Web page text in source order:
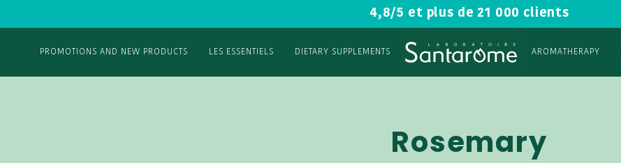
4,8/5 et plus de 21 000 clients
PROMOTIONS AND NEW PRODUCTS LES ESSENTIELS DIETARY SUPPLEMENTS AROMATHERAPY
Rosemary